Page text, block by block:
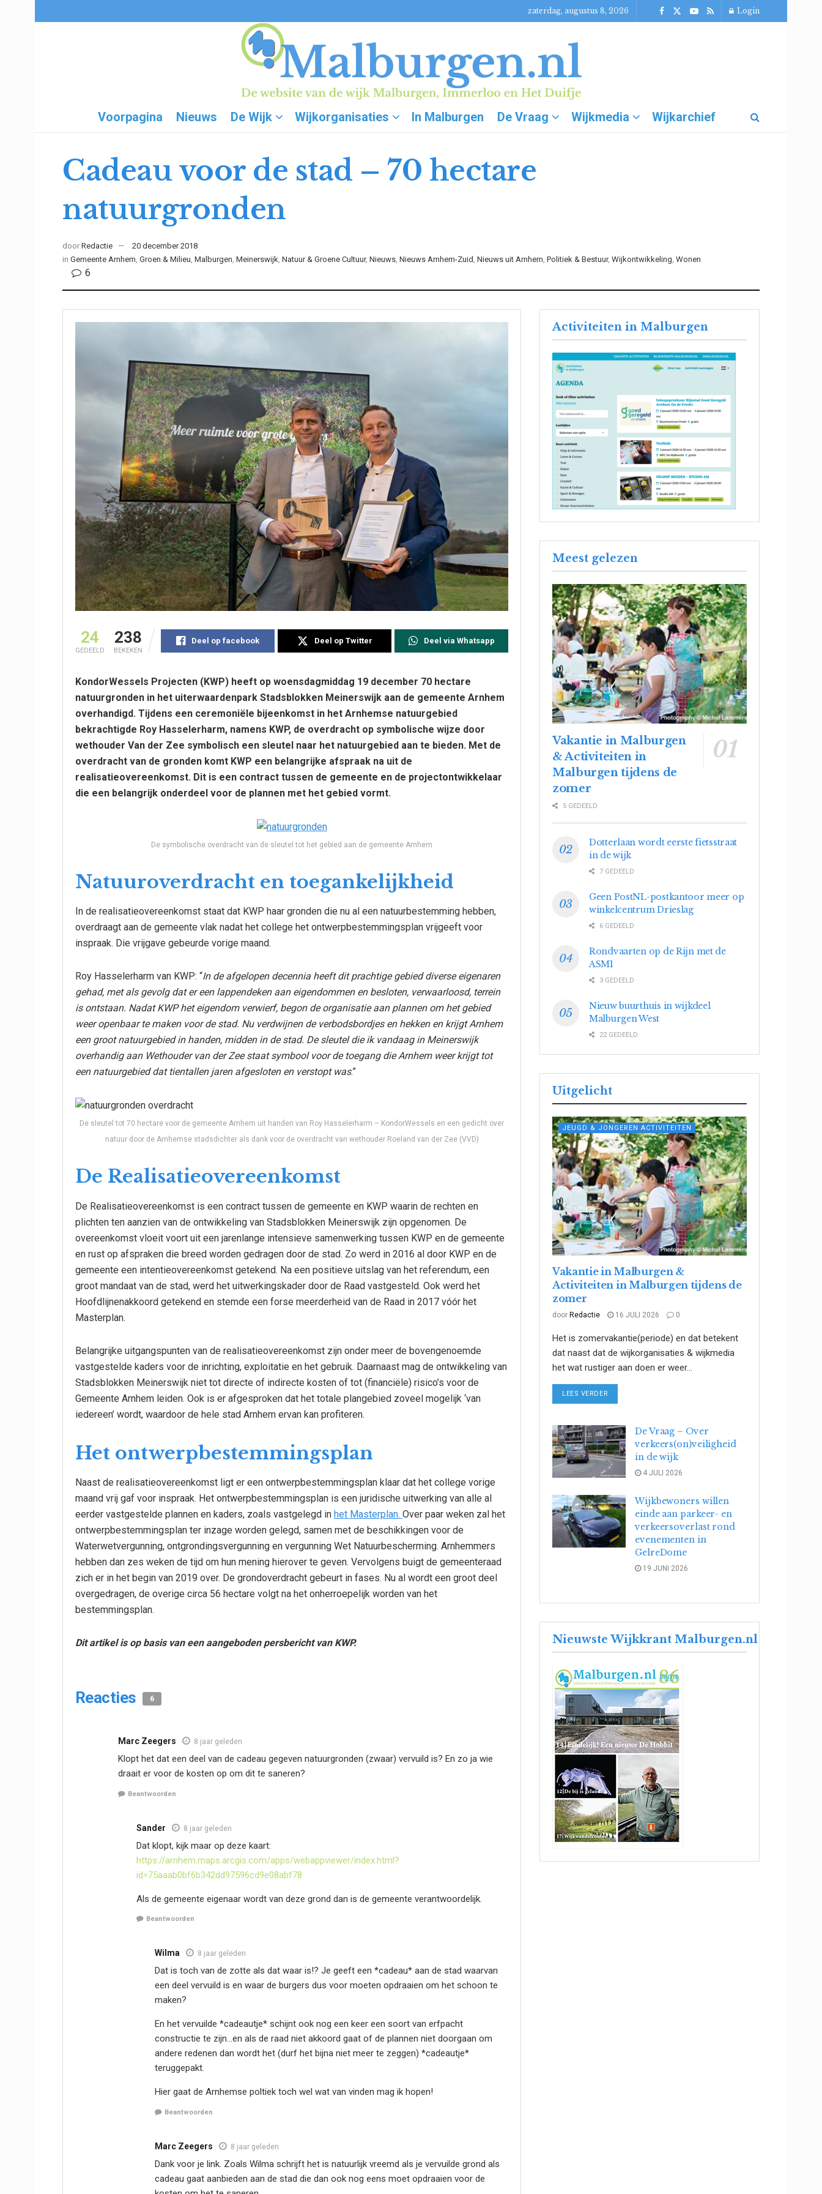
zaterdag, augustus 8, 2026 Login
Voorpagina Nieuws De Wijk Wijkorganisaties In Malburgen De Vraag Wijkmedia Wijkarchief
Cadeau voor de stad – 70 hectare
natuurgronden
door Redactie
20 december 2018
in Gemeente Arnhem, Groen & Milieu, Malburgen, Meinerswijk, Natuur & Groene Cultuur, Nieuws, Nieuws Arnhem-Zuid , Nieuws uit Arnhem, Politiek & Bestuur, Wijkontwikkeling, Wonen
6
24
GEDEELD
238
BEKEKEN
Deel op facebook Deel op Twitter Deel via Whatsapp
KondorWessels Projecten (KWP) heeft op woensdagmiddag 19 december 70 hectare
natuurgronden in het uiterwaardenpark Stadsblokken Meinerswijk aan de gemeente Arnhem
overhandigd. Tijdens een ceremoniële bijeenkomst in het Arnhemse natuurgebied
bekrachtigde Roy Hasselerharm, namens KWP, de overdracht op symbolische wijze door
wethouder Van der Zee symbolisch een sleutel naar het natuurgebied aan te bieden. Met de
overdracht van de gronden komt KWP een belangrijke afspraak na uit de
realisatieovereenkomst. Dit is een contract tussen de gemeente en de projectontwikkelaar
die een belangrijk onderdeel voor de plannen met het gebied vormt.
De symbolische overdracht van de sleutel tot het gebied aan de gemeente Arnhem
Natuuroverdracht en toegankelijkheid
In de realisatieovereenkomst staat dat KWP haar gronden die nu al een natuurbestemming hebben,
overdraagt aan de gemeente vlak nadat het college het ontwerpbestemmingsplan vrijgeeft voor
inspraak. Die vrijgave gebeurde vorige maand.
Roy Hasselerharm van KWP: “In de afgelopen decennia heeft dit prachtige gebied diverse eigenaren
gehad, met als gevolg dat er een lappendeken aan eigendommen en besloten, verwaarloosd, terrein
is ontstaan. Nadat KWP het eigendom verwierf, begon de organisatie aan plannen om het gebied
weer openbaar te maken voor de stad. Nu verdwijnen de verbodsbordjes en hekken en krijgt Arnhem
een groot natuurgebied in handen, midden in de stad. De sleutel die ik vandaag in Meinerswijk
overhandig aan Wethouder van der Zee staat symbool voor de toegang die Arnhem weer krijgt tot
een natuurgebied dat tientallen jaren afgesloten en verstopt was.”
De sleutel tot 70 hectare voor de gemeente Arnhem uit handen van Roy Hasselerharm – KondorWessels en een gedicht over
natuur door de Arnhemse stadsdichter als dank voor de overdracht van wethouder Roeland van der Zee (VVD)
De Realisatieovereenkomst
De Realisatieovereenkomst is een contract tussen de gemeente en KWP waarin de rechten en
plichten ten aanzien van de ontwikkeling van Stadsblokken Meinerswijk zijn opgenomen. De
overeenkomst vloeit voort uit een jarenlange intensieve samenwerking tussen KWP en de gemeente
en rust op afspraken die breed worden gedragen door de stad. Zo werd in 2016 al door KWP en de
gemeente een intentieovereenkomst getekend. Na een positieve uitslag van het referendum, een
groot mandaat van de stad, werd het uitwerkingskader door de Raad vastgesteld. Ook werd het
Hoofdlijnenakkoord getekend en stemde een forse meerderheid van de Raad in 2017 vóór het
Masterplan.
Belangrijke uitgangspunten van de realisatieovereenkomst zijn onder meer de bovengenoemde
vastgestelde kaders voor de inrichting, exploitatie en het gebruik. Daarnaast mag de ontwikkeling van
Stadsblokken Meinerswijk niet tot directe of indirecte kosten of tot (financiële) risico’s voor de
Gemeente Arnhem leiden. Ook is er afgesproken dat het totale plangebied zoveel mogelijk ‘van
iedereen’ wordt, waardoor de hele stad Arnhem ervan kan profiteren.
Het ontwerpbestemmingsplan
Naast de realisatieovereenkomst ligt er een ontwerpbestemmingsplan klaar dat het college vorige
maand vrij gaf voor inspraak. Het ontwerpbestemmingsplan is een juridische uitwerking van alle al
eerder vastgestelde plannen en kaders, zoals vastgelegd in het Masterplan. Over paar weken zal het
ontwerpbestemmingsplan ter inzage worden gelegd, samen met de beschikkingen voor de
Waterwetvergunning, ontgrondingsvergunning en vergunning Wet Natuurbescherming. Arnhemmers
hebben dan zes weken de tijd om hun mening hierover te geven. Vervolgens buigt de gemeenteraad
zich er in het begin van 2019 over. De grondoverdracht gebeurt in fases. Nu al wordt een groot deel
overgedragen, de overige circa 56 hectare volgt na het onherroepelijk worden van het
bestemmingsplan.
Dit artikel is op basis van een aangeboden persbericht van KWP.
Reacties 6
Marc Zeegers 8 jaar geleden
Klopt het dat een deel van de cadeau gegeven natuurgronden (zwaar) vervuild is? En zo ja wie
draait er voor de kosten op om dit te saneren?
Beantwoorden
Sander 8 jaar geleden
Dat klopt, kijk maar op deze kaart:
https://arnhem.maps.arcgis.com/apps/webappviewer/index.html?
id=75aaab0bf6b342dd97596cd9e08abf78
Als de gemeente eigenaar wordt van deze grond dan is de gemeente verantwoordelijk.
Beantwoorden
Wilma 8 jaar geleden
Dat is toch van de zotte als dat waar is!? Je geeft een *cadeau* aan de stad waarvan
een deel vervuild is en waar de burgers dus voor moeten opdraaien om het schoon te
maken?
En het vervuilde *cadeautje* schijnt ook nog een keer een soort van erfpacht
constructie te zijn…en als de raad niet akkoord gaat of de plannen niet doorgaan om
andere redenen dan wordt het (durf het bijna niet meer te zeggen) *cadeautje*
teruggepakt.
Hier gaat de Arnhemse poltiek toch wel wat van vinden mag ik hopen!
Beantwoorden
Marc Zeegers 8 jaar geleden
Dank voor je link. Zoals Wilma schrijft het is natuurlijk vreemd als je vervuilde grond als
cadeau gaat aanbieden aan de stad die dan ook nog eens moet opdraaien voor de
Activiteiten in Malburgen
Meest gelezen
Vakantie in Malburgen
& Activiteiten in
Malburgen tijdens de
zomer
5 GEDEELD
Dotterlaan wordt eerste fietsstraat
in de wijk
7 GEDEELD
Geen PostNL-postkantoor meer op
winkelcentrum Drieslag
6 GEDEELD
Rondvaarten op de Rijn met de
ASM1
3 GEDEELD
Nieuw buurthuis in wijkdeel
Malburgen West
22 GEDEELD
Uitgelicht
JEUGD & JONGEREN ACTIVITEITEN
Vakantie in Malburgen &
Activiteiten in Malburgen tijdens de
zomer
door Redactie 16 JULI 2026 0
Het is zomervakantie(periode) en dat betekent
dat naast dat de wijkorganisaties & wijkmedia
het wat rustiger aan doen er weer...
LEES VERDER
De Vraag – Over
verkeers(on)veiligheid
in de wijk
4 JULI 2026
Wijkbewoners willen
einde aan parkeer- en
verkeersoverlast rond
evenementen in
GelreDome
19 JUNI 2026
Nieuwste Wijkkrant Malburgen.nl